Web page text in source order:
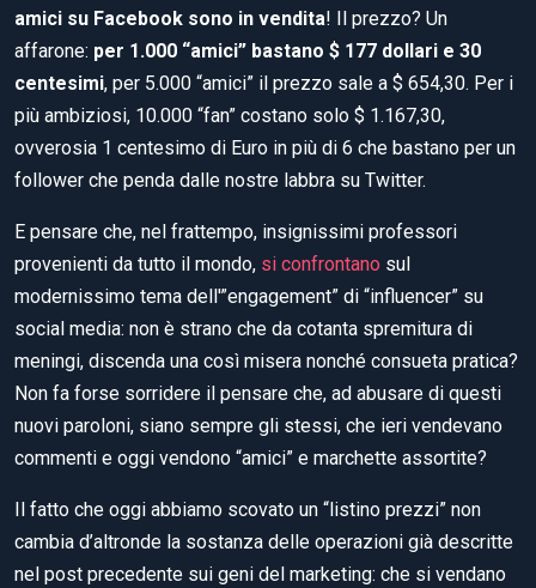
amici su Facebook sono in vendita! Il prezzo? Un
affarone: per 1.000 “amici” bastano $ 177 dollari e 30
centesimi, per 5.000 “amici” il prezzo sale a $ 654,30. Per i
più ambiziosi, 10.000 “fan” costano solo $ 1.167,30,
ovverosia 1 centesimo di Euro in più di 6 che bastano per un
follower che penda dalle nostre labbra su Twitter.
E pensare che, nel frattempo, insignissimi professori
provenienti da tutto il mondo, si confrontano sul
modernissimo tema dell'”engagement” di “influencer” su
social media: non è strano che da cotanta spremitura di
meningi, discenda una così misera nonché consueta pratica?
Non fa forse sorridere il pensare che, ad abusare di questi
nuovi paroloni, siano sempre gli stessi, che ieri vendevano
commenti e oggi vendono “amici” e marchette assortite?
Il fatto che oggi abbiamo scovato un “listino prezzi” non
cambia d’altronde la sostanza delle operazioni già descritte
nel post precedente sui geni del marketing: che si vendano